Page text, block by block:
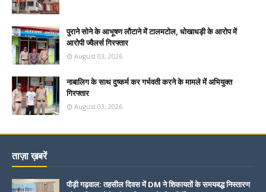
पुराने सोने के आभूषण लौटाने में टालमटोल, धोखाधड़ी के आरोप में
आरोपी ज्वैलर्स गिरफ्तार
August 03, 2026
नाबालिग के साथ दुष्कर्म कर गर्भवती करने के मामले में अभियुक्त
गिरफ्तार
August 03, 2026
ताज़ा ख़बरें
पौड़ी गढ़वाल: तहसील दिवस में DM ने शिकायतों के समयबद्ध निस्तारण